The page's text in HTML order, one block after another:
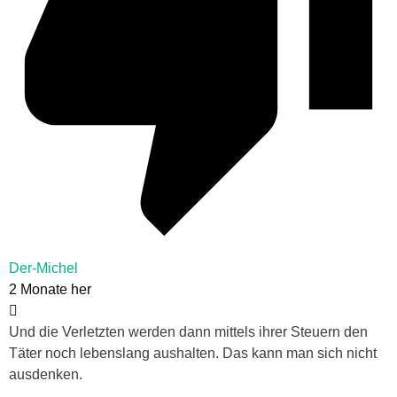
Der-Michel
2 Monate her
Und die Verletzten werden dann mittels ihrer Steuern den
Täter noch lebenslang aushalten. Das kann man sich nicht
ausdenken.